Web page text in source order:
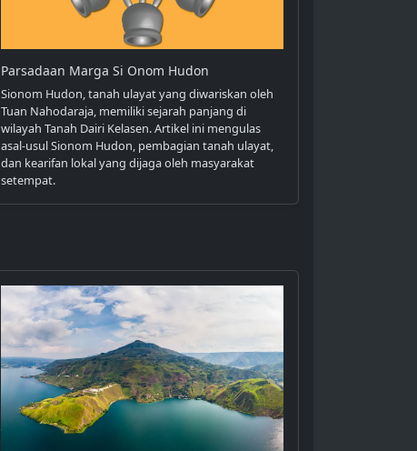
Parsadaan Marga Si Onom Hudon
Sionom Hudon, tanah ulayat yang diwariskan oleh
Tuan Nahodaraja, memiliki sejarah panjang di
wilayah Tanah Dairi Kelasen. Artikel ini mengulas
asal-usul Sionom Hudon, pembagian tanah ulayat,
dan kearifan lokal yang dijaga oleh masyarakat
setempat.